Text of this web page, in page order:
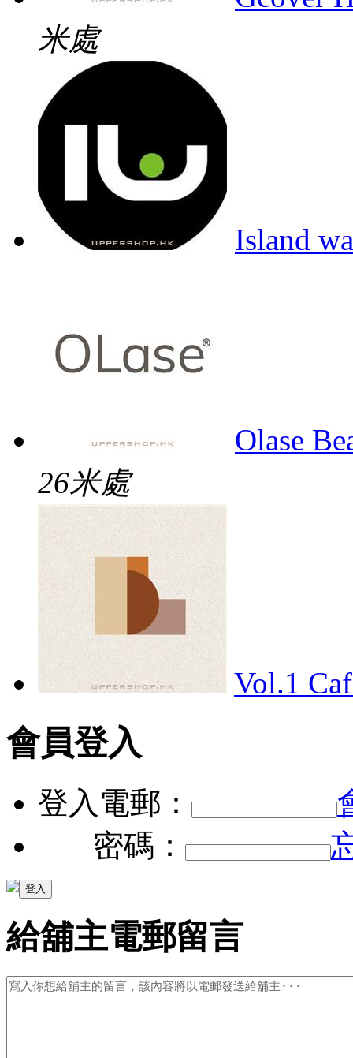
米處
Island
Olase
26米處
Vol.1
會員登入
登入電郵：
密碼：
給舖主電郵留言